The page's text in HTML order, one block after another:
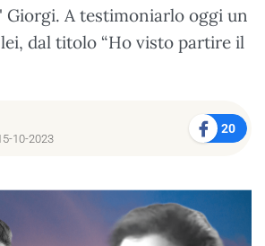
Giorgi. A testimoniarlo oggi un
dal titolo “Ho visto partire il
10-2023
20